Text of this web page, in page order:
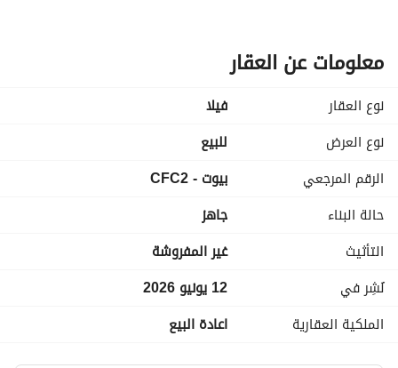
مساحة الأرض: 667 متر²
المساحة المباني : 522 متر²
4 غرف ماستر
غرفة مربية
جاهزة للسكن
السعر المطلوب: 85,000,000
لمزيد من التقاصيل تواصل علي عرض معلومات الاتصال
معلومات عن العقار
نوع العقار
فیلا
نوع العرض
للبيع
الرقم المرجعي
بيوت - CFC2
حالة البناء
جاهز
التأثيث
غير المفروشة
نُشِر في
12 يونيو 2026
الملكية العقارية
اعادة البيع